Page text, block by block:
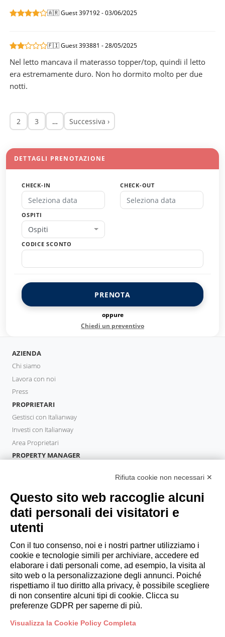
🇦🇷 Guest 397192 - 03/06/2025
🇫🇮 Guest 393881 - 28/05/2025
Nel letto mancava il materasso topper/top, quindi il letto
era estremamente duro. Non ho dormito molto per due
notti.
2 3 … Successiva ›
DETTAGLI PRENOTAZIONE
CHECK-IN CHECK-OUT
OSPITI
Ospiti
CODICE SCONTO
PRENOTA
oppure
Chiedi un preventivo
AZIENDA
Chi siamo
Lavora con noi
Press
PROPRIETARI
Gestisci con Italianway
Investi con Italianway
Area Proprietari
PROPERTY MANAGER
OSPITI
Prenota un soggiorno
Soggiorni lunghi
Esperienze per gli ospiti
Sconti per gli ospiti
Convenzioni per Aziende
booking@italianway.house
+390286882952
Rifiuta cookie non necessari ✕
Questo sito web raccoglie alcuni
dati personali dei visitatori e
utenti
Con il tuo consenso, noi e i nostri partner utilizziamo i
cookie e tecnologie simili per archiviare, accedere ed
elaborare i dati personali come, ad esempio, la visita al
sito web o la personalizzazione degli annunci. Poiché
rispettiamo il tuo diritto alla privacy, è possibile scegliere
di non consentire alcuni tipi di cookie. Clicca su
preferenze GDPR per saperne di più.
Visualizza la Cookie Policy Completa